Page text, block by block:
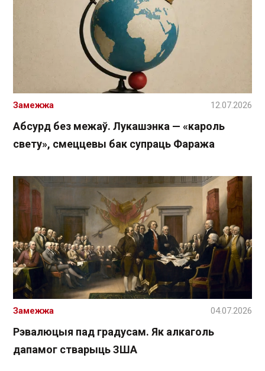
Абсурд без межаў. Лукашэнка — «кароль
свету», смеццевы бак супраць Фаража
Замежжа 12.07.2026
Рэвалюцыя пад градусам. Як алкаголь
дапамог стварыць ЗША
Замежжа 04.07.2026